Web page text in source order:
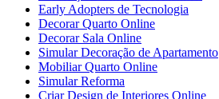
Early Adopters de Tecnologia
Decorar Quarto Online
Decorar Sala Online
Simular Decoração de Apartamento
Mobiliar Quarto Online
Simular Reforma
Criar Design de Interiores Online